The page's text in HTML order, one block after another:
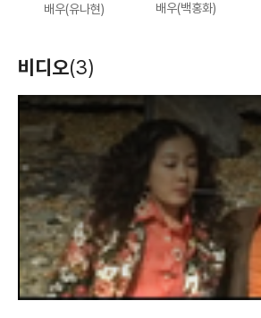
배우(유나현)
배우(백홍화)
비디오(3)
o
a
w
n
.